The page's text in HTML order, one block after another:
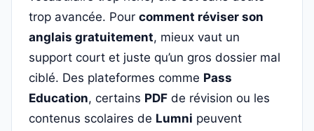
trop avancée. Pour comment réviser son
anglais gratuitement, mieux vaut un
support court et juste qu’un gros dossier mal
ciblé. Des plateformes comme Pass
Education, certains PDF de révision ou les
contenus scolaires de Lumni peuvent